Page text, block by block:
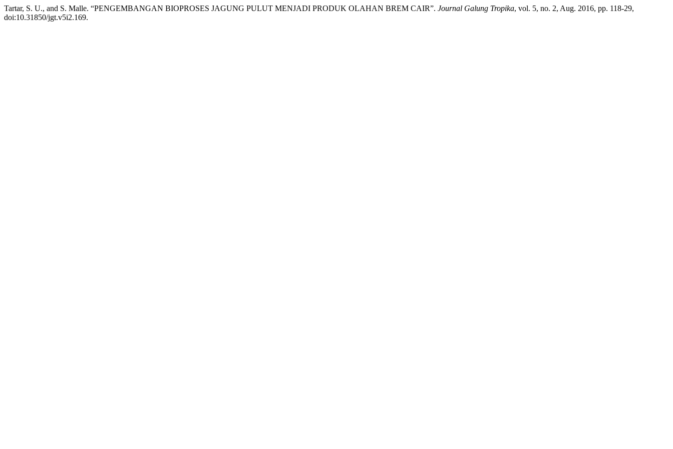
Tartar, S. U., and S. Malle. “PENGEMBANGAN BIOPROSES JAGUNG PULUT MENJADI PRODUK OLAHAN BREM CAIR”. Journal Galung Tropika, vol. 5, no. 2, Aug. 2016, pp. 118-29,
doi:10.31850/jgt.v5i2.169.